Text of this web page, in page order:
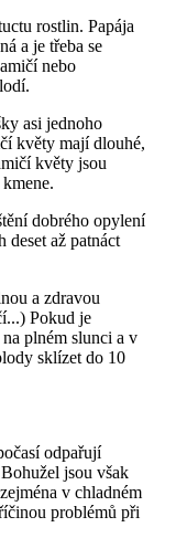
rostlin. Papája
a je třeba se
nebo
asi jednoho
květy mají dlouhé,
květy jsou
dobrého opylení
deset až patnáct
a zdravou
Pokud je
na plném slunci a v
sklízet do 10
odpařují
jsou však
v chladném
problémů při